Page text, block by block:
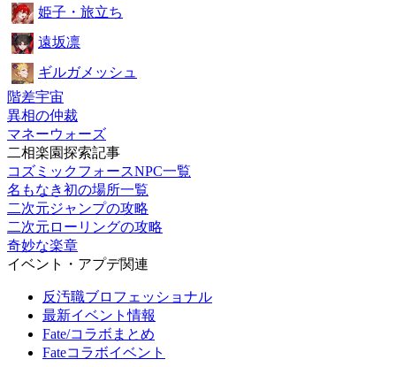
姫子・旅立ち
遠坂凛
ギルガメッシュ
階差宇宙
異相の仲裁
マネーウォーズ
二相楽園探索記事
コズミックフォースNPC一覧
名もなき初の場所一覧
二次元ジャンプの攻略
二次元ローリングの攻略
奇妙な楽章
イベント・アプデ関連
反汚職ブロフェッショナル
最新イベント情報
Fate/コラボまとめ
Fateコラボイベント